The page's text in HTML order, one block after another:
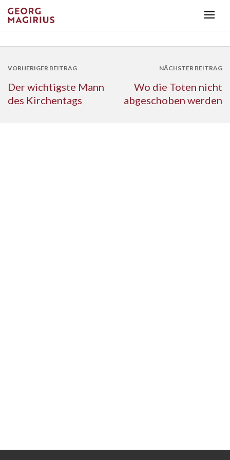
VORHERIGER BEITRAG
Der wichtigste Mann
des Kirchentags
NÄCHSTER BEITRAG
Wo die Toten nicht
abgeschoben werden